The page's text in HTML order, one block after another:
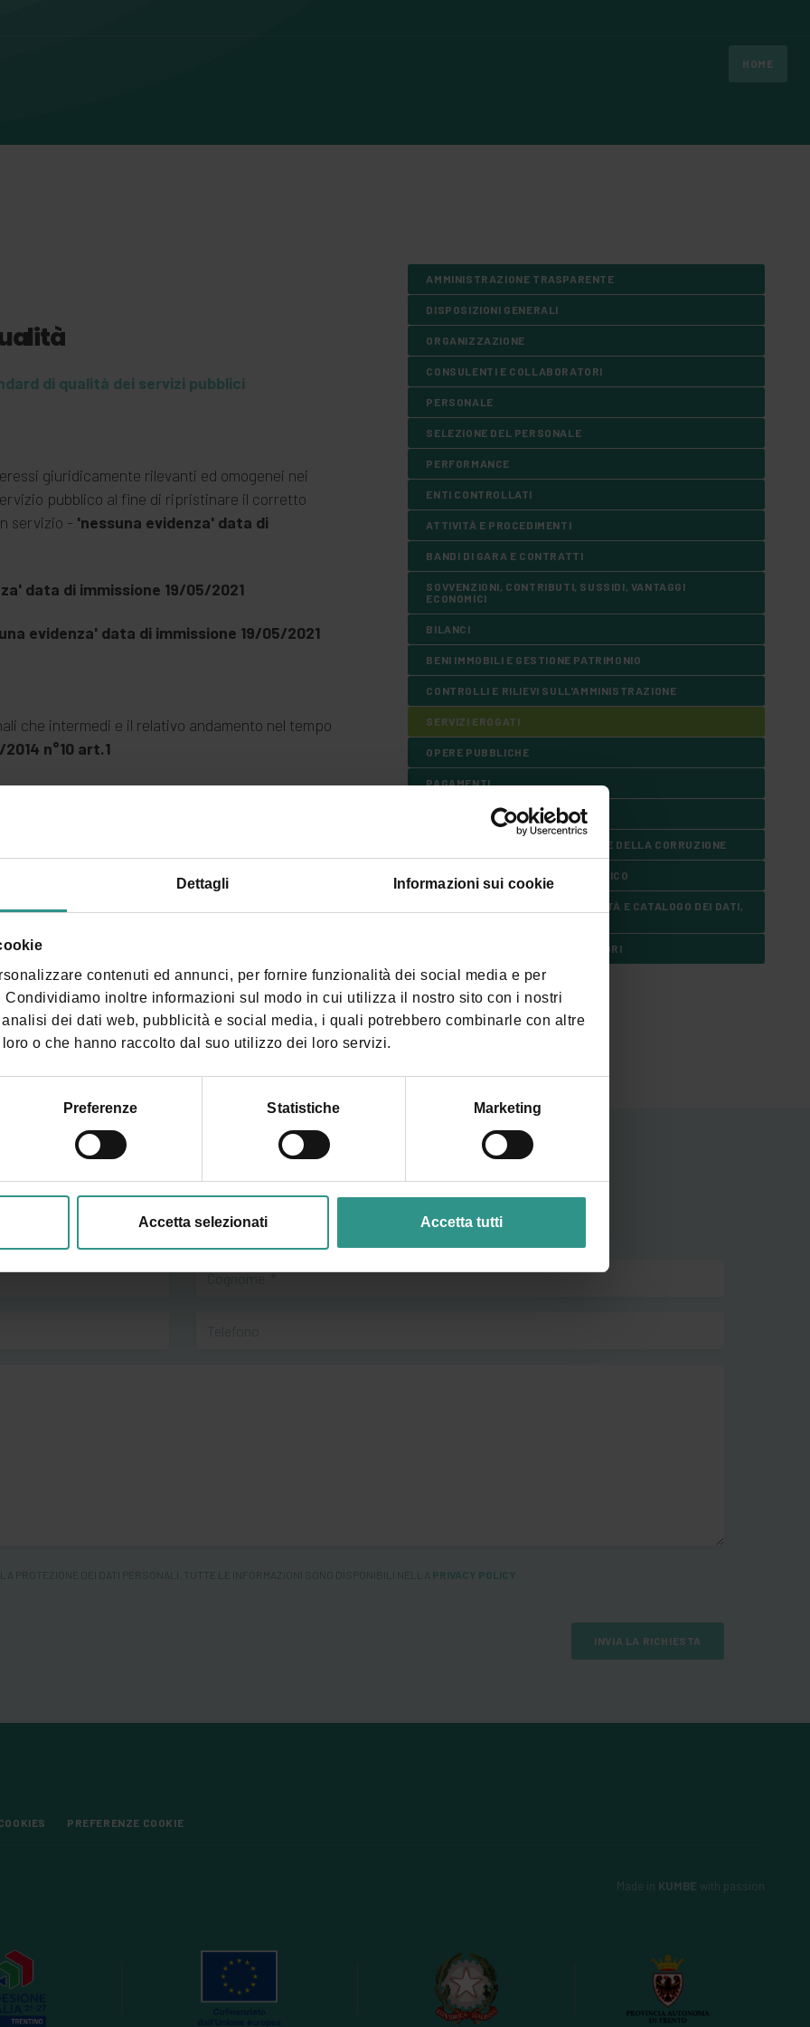
Dettagli Informazioni sui cookie
contenuti ed annunci, per fornire funzionalità dei social media e per
inoltre informazioni sul modo in cui utilizza il nostro sito con i nostri
dei dati web, pubblicità e social media, i quali potrebbero combinarle con altre
o che hanno raccolto dal suo utilizzo dei loro servizi.
Preferenze Statistiche Marketing
Accetta selezionati Accetta tutti
HOME
di qualità dei servizi pubblici
giuridicamente rilevanti ed omogenei nei
pubblico al fine di ripristinare il corretto
servizio - 'nessuna evidenza' data di
data di immissione 19/05/2021
evidenza' data di immissione 19/05/2021
che intermedi e il relativo andamento nel tempo
n°10 art.1
e tempi medi effettivi di attesa per
non dovuta ai sensi della l.r. 29/10/2014
utenti rispetto alla qualità dei servizi in rete resi
statistiche di utilizzo dei servizi in rete.
AMMINISTRAZIONE TRASPARENTE
DISPOSIZIONI GENERALI
ORGANIZZAZIONE
CONSULENTI E COLLABORATORI
PERSONALE
SELEZIONE DEL PERSONALE
PERFORMANCE
ENTI CONTROLLATI
ATTIVITÀ E PROCEDIMENTI
BANDI DI GARA E CONTRATTI
SOVVENZIONI, CONTRIBUTI, SUSSIDI, VANTAGGI
ECONOMICI
BILANCI
BENI IMMOBILI E GESTIONE PATRIMONIO
CONTROLLI E RILIEVI SULL'AMMINISTRAZIONE
SERVIZI EROGATI
OPERE PUBBLICHE
PAGAMENTI
INFORMAZIONI AMBIENTALI
ALTRI CONTENUTI - PREVENZIONE DELLA CORRUZIONE
ALTRI CONTENUTI - ACCESSO CIVICO
ALTRI CONTENUTI - ACCESSIBILITÀ E CATALOGO DEI DATI,
ALTRI CONTENUTI - DATI ULTERIORI
PROTEZIONE DEI DATI PERSONALI. TUTTE LE INFORMAZIONI SONO DISPONIBILI NELLA PRIVACY POLICY
INVIA LA RICHIESTA
PREFERENZE COOKIE
Made in KUMBE with passion